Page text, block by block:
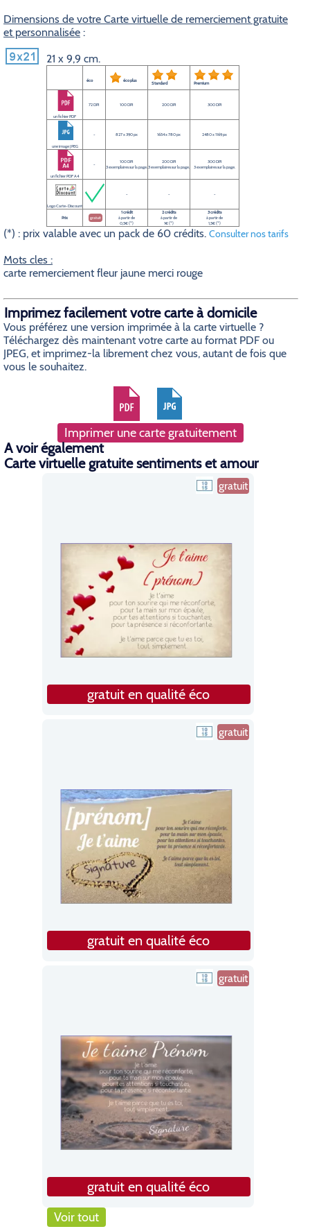
Dimensions de votre Carte virtuelle de remerciement gratuite
et personnalisée :
21 x 9,9 cm.
éco éco plus Standard Premium
un fichier PDF
72 DPI 100 DPI 200 DPI 300 DPI
une image JPEG
- 827 x 390 px 1654 x 780 px 2480 x 1169 px
un fichier PDF A4
-
100 DPI
3 exemplaires sur la page.
200 DPI
3 exemplaires sur la page.
300 DPI
3 exemplaires sur la page.
Logo Carte-Discount
- - -
Prix gratuit
1 crédit
à partir de
0,5€ (*)
2 crédits
à partir de
1€ (*)
3 crédits
à partir de
1,5€ (*)
(*) : prix valable avec un pack de 60 crédits. Consulter nos tarifs
Mots cles :
carte remerciement fleur jaune merci rouge
Imprimez facilement votre carte à domicile
Vous préférez une version imprimée à la carte virtuelle ?
Téléchargez dès maintenant votre carte au format PDF ou
JPEG, et imprimez-la librement chez vous, autant de fois que
vous le souhaitez.
Imprimer une carte gratuitement
A voir également
Carte virtuelle gratuite sentiments et amour
gratuit
gratuit en qualité éco
gratuit
gratuit en qualité éco
gratuit
gratuit en qualité éco
Voir tout